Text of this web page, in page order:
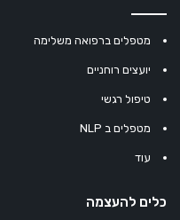
מטפלים ברפואה משלימה
יועצים רוחניים
טיפול רגשי
מטפלים ב NLP
עוד
כלים להעצמה